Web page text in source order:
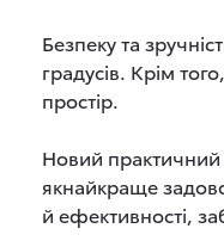
Безпеку та
градусів. Крім
простір.
Новий практичний
якнайкраще
й ефективності,